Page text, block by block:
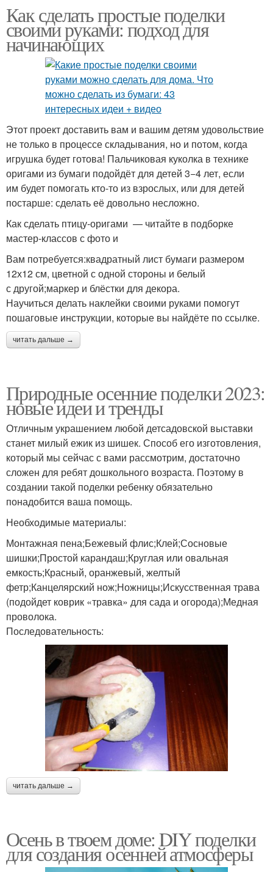
Как сделать простые поделки
своими руками: подход для
начинающих
Этот проект доставить вам и вашим детям удовольствие
не только в процессе складывания, но и потом, когда
игрушка будет готова! Пальчиковая куколка в технике
оригами из бумаги подойдёт для детей 3−4 лет, если
им будет помогать кто-то из взрослых, или для детей
постарше: сделать её довольно несложно.
Как сделать птицу-оригами — читайте в подборке
мастер-классов с фото и
Вам потребуется:квадратный лист бумаги размером
12х12 см, цветной с одной стороны и белый
с другой;маркер и блёстки для декора.
Научиться делать наклейки своими руками помогут
пошаговые инструкции, которые вы найдёте по ссылке.
читать дальше →
Природные осенние поделки 2023:
новые идеи и тренды
Отличным украшением любой детсадовской выставки
станет милый ежик из шишек. Способ его изготовления,
который мы сейчас с вами рассмотрим, достаточно
сложен для ребят дошкольного возраста. Поэтому в
создании такой поделки ребенку обязательно
понадобится ваша помощь.
Необходимые материалы:
Монтажная пена;Бежевый флис;Клей;Сосновые
шишки;Простой карандаш;Круглая или овальная
емкость;Красный, оранжевый, желтый
фетр;Канцелярский нож;Ножницы;Искусственная трава
(подойдет коврик «травка» для сада и огорода);Медная
проволока.
Последовательность:
читать дальше →
Осень в твоем доме: DIY поделки
для создания осенней атмосферы